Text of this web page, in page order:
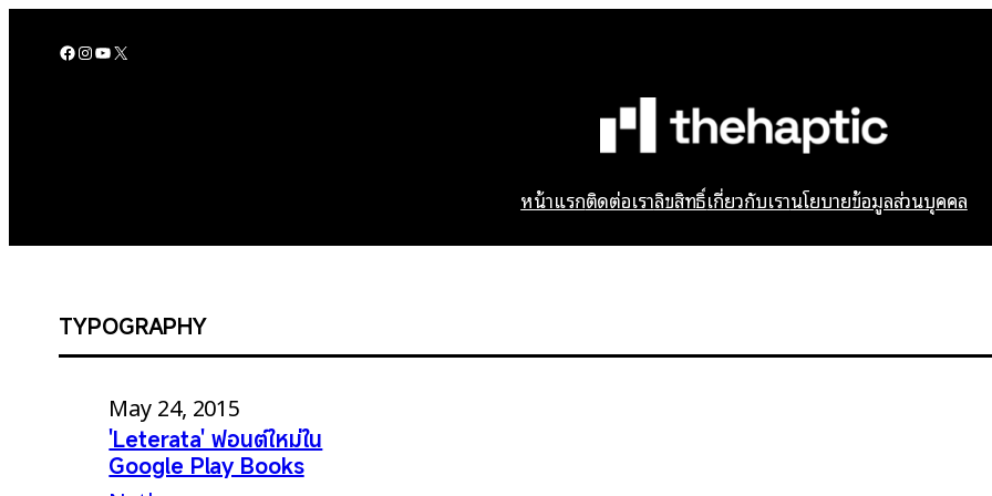
Facebook InstagramYouTube X
หน้าแรกติดต่อเราลิขสิทธิ์เกี่ยวกับเรานโยบายข้อมูลส่วนบุคคล
TYPOGRAPHY
May 24, 2015
'Leterata' ฟอนต์ใหม่ใน
Google Play Books